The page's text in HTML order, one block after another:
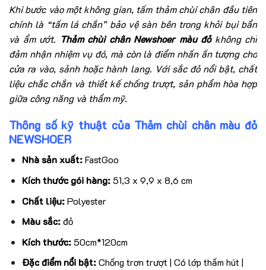
Khi bước vào một không gian, tấm thảm chùi chân đầu tiên
chính là “tấm lá chắn” bảo vệ sàn bên trong khỏi bụi bẩn
và ẩm ướt. Thảm chùi chân Newshoer màu đỏkhông chỉ
đảm nhận nhiệm vụ đó, mà còn là điểm nhấn ấn tượng cho
cửa ra vào, sảnh hoặc hành lang. Với sắc đỏ nổi bật, chất
liệu chắc chắn và thiết kế chống trượt, sản phẩm hòa hợp
giữa công năng và thẩm mỹ.
Thông số kỹ thuật của Thảm chùi chân màu đỏ
NEWSHOER
Nhà sản xuất:‎FastGoo
Kích thước gói hàng:‎51,3 x 9,9 x 8,6 cm
Chất liệu:‎Polyester
Màu sắc: ‎đỏ
Kích thước:‎50cm*120cm
Đặc điểm nổi bật:‎Chống trơn trượt | Có lớp thấm hút |